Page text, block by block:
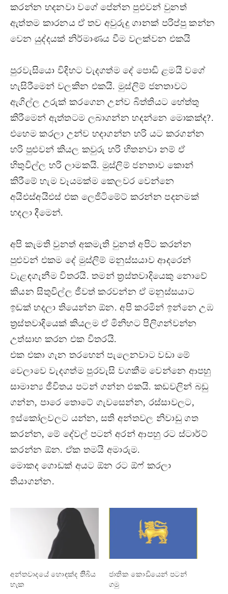
කරන්න හදනවා වගේ පේන්න පුළුවන් වුනත්
ඇත්තම කාරනය ඒ තව අවුරුදු ගානක් පරිප්පු කන්න
වෙන යුද්දයක් නිර්මාණය වීම වලක්වන එකයි
පුරවැසියො විදිහට වැදගත්ම දේ පොඩි ළමයි වගේ
හැසිරීමෙන් වලකින එකයි. මුස්ලිම් ජනතාවට
ඇගිල්ල උරුක් කරගෙන උන්ව බිත්තියට හේත්තු
කිරීමෙන් ඇත්තටම ලබාගන්න හදන්නෙ මොකක්ද?.
එහෙම කරලා උන්ව හදාගන්න හරි යට කරගන්න
හරි පුළුවන් කියල කවුරු හරි හිතනවා නම් ඒ
හිතුවිල්ල හරි ලාමකයි. මුස්ලිම් ජනතාව කොන්
කිරීමේ හැම වෑයමක්ම කෙලවර වෙන්නෙ
අයිඑස්අයිඑස් එක ලෙජිටිමේට් කරන්න පදනමක්
හදලා දීමෙන්.
අපි කැමති වුනත් අකමැති වුනත් අපිට කරන්න
පුළුවන් එකම දේ මුස්ලිම් මනුස්සයාව ආදරෙන්
වැළඳගැනීම විතරයි. තමන් ත්‍රස්තවාදියෙකු නොවේ
කියන සිතුවිල්ල ජීවත් කරවන්න ඒ මනුස්සයාට
ඉඩක් හදලා තියෙන්න ඕන. අපි කරමින් ඉන්නෙ උඹ
ත්‍රස්තවාදියෙක් කියලම ඒ මිනිහට පිලිගන්වන්න
උත්සාහ කරන එක විතරයි.
එක එකා ගැන තරහෙන් පැලෙනවාට වඩා මේ
වෙලාවෙ වැදගත්ම පුරවැසි වගකීම වෙන්නෙ ආපහු
සාමාන්‍ය ජීවිතය පටන් ගන්න එකයි. කඩවලින් බඩු
ගන්න, පාරෙ තොටේ ගැවසෙන්න, රස්සාවලට,
ඉස්කෝලවලට යන්න, සති අන්තවල නිවාඩු ගත
කරන්න, මේ දේවල් පටන් අරන් ආපහු රට ස්ටාර්ට්
කරන්න ඕන. ඒක තමයි අමාරුම.
මොකද ගොඩක් අයට ඕන රට ඕෆ් කරලා
තියාගන්න.
අන්තවාදයේ හොඳක්ද තිිබිය
හැක
ජාතික කොඩියෙන් පටන්
ගමු